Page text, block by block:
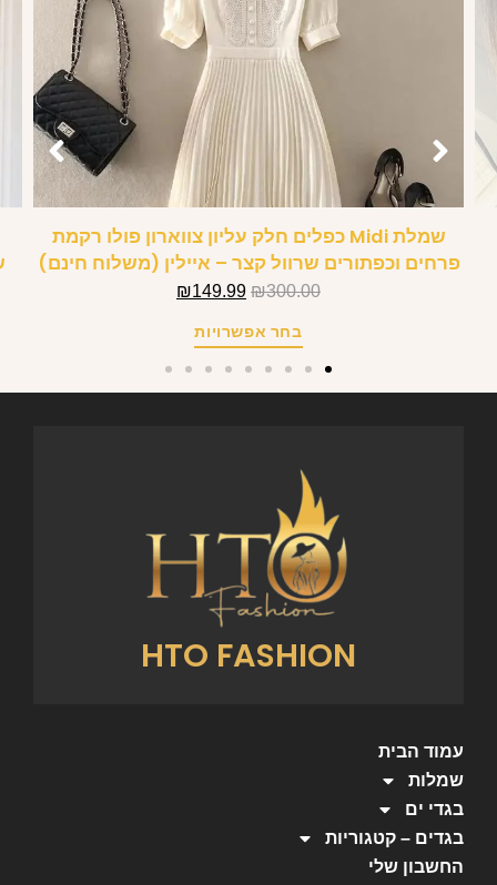
שמלת Midi כפלים חלק עליון צווארון פולו רקמת
פרחים וכפתורים שרוול קצר – איילין (משלוח חינם)
₪300.00
₪149.99
בחר אפשרויות
HTO FASHION
עמוד הבית
שמלות
בגדי ים
בגדים – קטגוריות
החשבון שלי